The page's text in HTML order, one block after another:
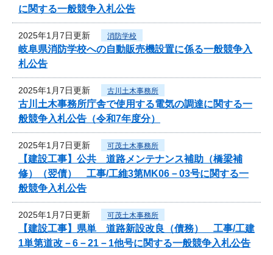
に関する一般競争入札公告
2025年1月7日更新 消防学校
岐阜県消防学校への自動販売機設置に係る一般競争入
札公告
2025年1月7日更新 古川土木事務所
古川土木事務所庁舎で使用する電気の調達に関する一
般競争入札公告（令和7年度分）
2025年1月7日更新 可茂土木事務所
【建設工事】公共 道路メンテナンス補助（橋梁補
修）（翌債） 工事/工維3第MK06－03号に関する一
般競争入札公告
2025年1月7日更新 可茂土木事務所
【建設工事】県単 道路新設改良（債務） 工事/工建
1単第道改－6－21－1他号に関する一般競争入札公告